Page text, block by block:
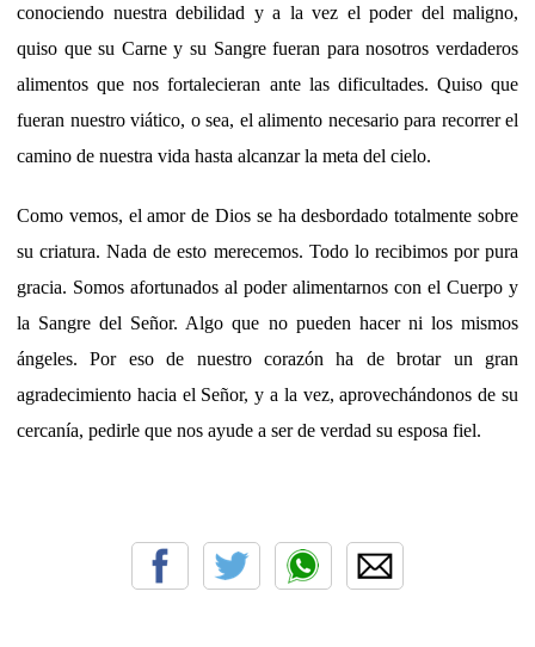
conociendo nuestra debilidad y a la vez el poder del maligno,
quiso que su Carne y su Sangre fueran para nosotros verdaderos
alimentos que nos fortalecieran ante las dificultades. Quiso que
fueran nuestro viático, o sea, el alimento necesario para recorrer el
camino de nuestra vida hasta alcanzar la meta del cielo.
Como vemos, el amor de Dios se ha desbordado totalmente sobre
su criatura. Nada de esto merecemos. Todo lo recibimos por pura
gracia. Somos afortunados al poder alimentarnos con el Cuerpo y
la Sangre del Señor. Algo que no pueden hacer ni los mismos
ángeles. Por eso de nuestro corazón ha de brotar un gran
agradecimiento hacia el Señor, y a la vez, aprovechándonos de su
cercanía, pedirle que nos ayude a ser de verdad su esposa fiel.